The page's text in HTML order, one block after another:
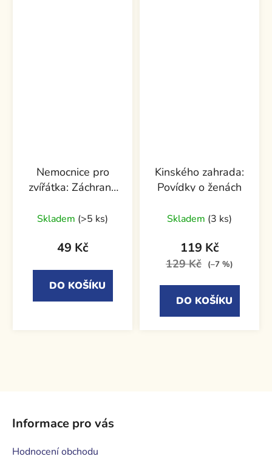
Nemocnice pro
zvířátka: Záchrana
Skladem (>5 ks)
49 Kč
DO KOŠÍKU
Kinského zahrada:
Povídky o ženách
Skladem (3 ks)
119 Kč
129 Kč (–7 %)
DO KOŠÍKU
Informace pro vás
Hodnocení obchodu